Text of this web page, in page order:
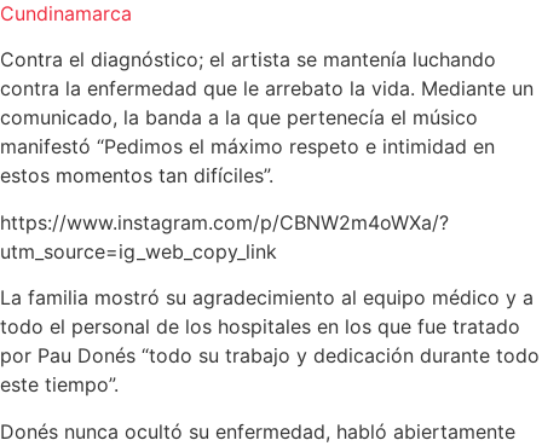
Cundinamarca
Contra el diagnóstico; el artista se mantenía luchando
contra la enfermedad que le arrebato la vida. Mediante un
comunicado, la banda a la que pertenecía el músico
manifestó “Pedimos el máximo respeto e intimidad en
estos momentos tan difíciles”.
https://www.instagram.com/p/CBNW2m4oWXa/?
utm_source=ig_web_copy_link
La familia mostró su agradecimiento al equipo médico y a
todo el personal de los hospitales en los que fue tratado
por Pau Donés “todo su trabajo y dedicación durante todo
este tiempo”.
Donés nunca ocultó su enfermedad, habló abiertamente